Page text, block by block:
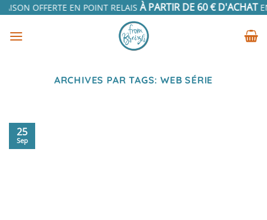
Passer
contenu
OFFERTE EN POINT RELAISÀ PARTIR DE 60 € D'ACHATEN
ARCHIVES PAR TAGS: WEB SÉRIE
25
Sep